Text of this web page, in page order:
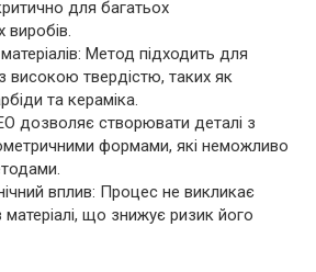
для багатьох
виробів.
Метод підходить для
високою твердістю, таких як
та кераміка.
дозволяє створювати деталі з
формами, які неможливо
вплив: Процес не викликає
матеріалі, що знижує ризик його